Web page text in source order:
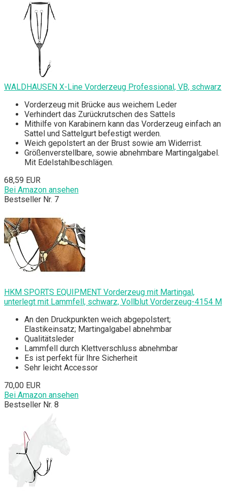
WALDHAUSEN X-Line Vorderzeug Professional, VB, schwarz
Vorderzeug mit Brücke aus weichem Leder
Verhindert das Zurückrutschen des Sattels
Mithilfe von Karabinern kann das Vorderzeug einfach an
Sattel und Sattelgurt befestigt werden.
Weich gepolstert an der Brust sowie am Widerrist.
Größenverstellbare, sowie abnehmbare Martingalgabel.
Mit Edelstahlbeschlägen.
68,59 EUR
Bei Amazon ansehen
Bestseller Nr. 7
HKM SPORTS EQUIPMENT Vorderzeug mit Martingal,
unterlegt mit Lammfell, schwarz, Vollblut Vorderzeug-4154 M
An den Druckpunkten weich abgepolstert;
Elastikeinsatz; Martingalgabel abnehmbar
Qualitätsleder
Lammfell durch Klettverschluss abnehmbar
Es ist perfekt für Ihre Sicherheit
Sehr leicht Accessor
70,00 EUR
Bei Amazon ansehen
Bestseller Nr. 8